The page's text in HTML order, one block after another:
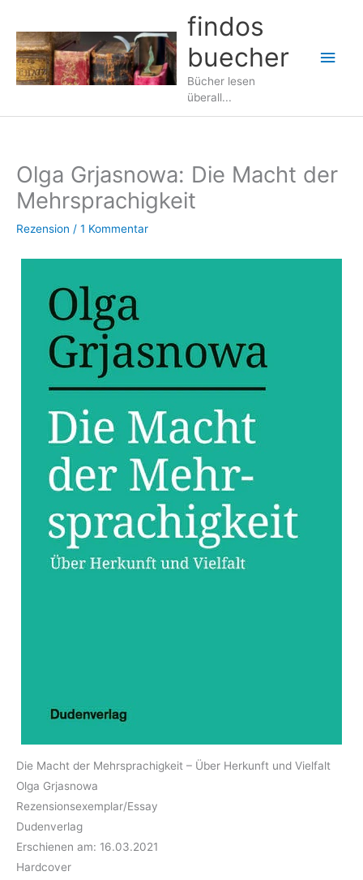
Inhalt
springen
findos
buecher
Bücher lesen
überall...
Olga Grjasnowa: Die Macht der
Mehrsprachigkeit
Rezension / 1 Kommentar
Die Macht der Mehrsprachigkeit – Über Herkunft und Vielfalt
Olga Grjasnowa
Rezensionsexemplar/Essay
Dudenverlag
Erschienen am: 16.03.2021
Hardcover